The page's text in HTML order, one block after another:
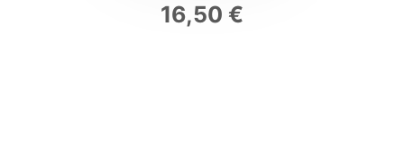
16,50 €